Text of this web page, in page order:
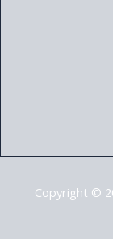
Copyright ©